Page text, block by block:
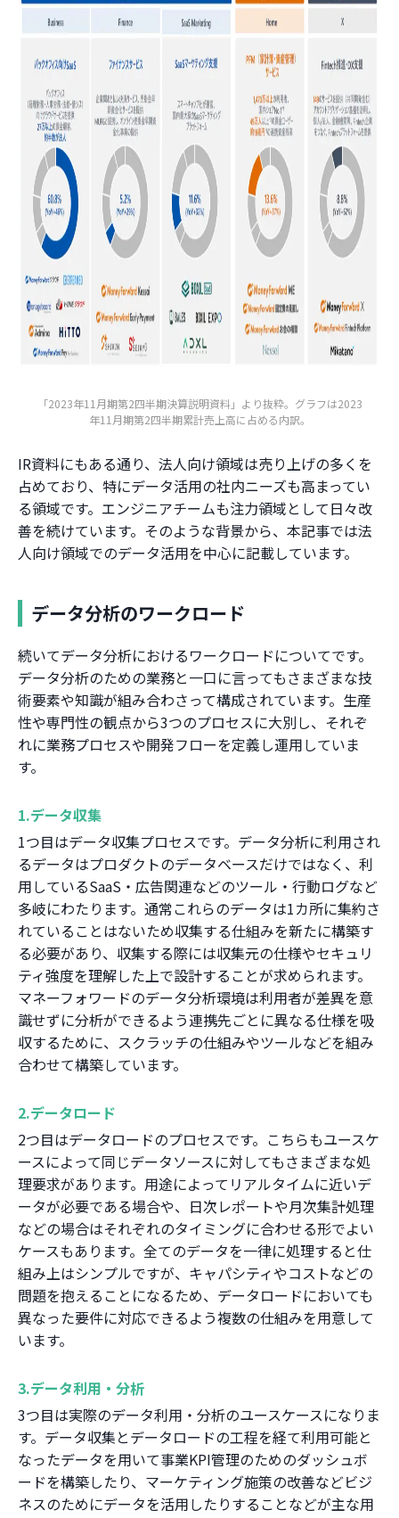
「2023年11月期第2四半期決算説明資料」より抜粋。グラフは2023
年11月期第2四半期累計売上高に占める内訳。
IR資料にもある通り、法人向け領域は売り上げの多くを
占めており、特にデータ活用の社内ニーズも高まってい
る領域です。エンジニアチームも注力領域として日々改
善を続けています。そのような背景から、本記事では法
人向け領域でのデータ活用を中心に記載しています。
データ分析のワークロード
続いてデータ分析におけるワークロードについてです。
データ分析のための業務と一口に言ってもさまざまな技
術要素や知識が組み合わさって構成されています。生産
性や専門性の観点から3つのプロセスに大別し、それぞ
れに業務プロセスや開発フローを定義し運用していま
す。
1.データ収集
1つ目はデータ収集プロセスです。データ分析に利用され
るデータはプロダクトのデータベースだけではなく、利
用しているSaaS・広告関連などのツール・行動ログなど
多岐にわたります。通常これらのデータは1カ所に集約さ
れていることはないため収集する仕組みを新たに構築す
る必要があり、収集する際には収集元の仕様やセキュリ
ティ強度を理解した上で設計することが求められます。
マネーフォワードのデータ分析環境は利用者が差異を意
識せずに分析ができるよう連携先ごとに異なる仕様を吸
収するために、スクラッチの仕組みやツールなどを組み
合わせて構築しています。
2.データロード
2つ目はデータロードのプロセスです。こちらもユースケ
ースによって同じデータソースに対してもさまざまな処
理要求があります。用途によってリアルタイムに近いデ
ータが必要である場合や、日次レポートや月次集計処理
などの場合はそれぞれのタイミングに合わせる形でよい
ケースもあります。全てのデータを一律に処理すると仕
組み上はシンプルですが、キャパシティやコストなどの
問題を抱えることになるため、データロードにおいても
異なった要件に対応できるよう複数の仕組みを用意して
います。
3.データ利用・分析
3つ目は実際のデータ利用・分析のユースケースになりま
す。データ収集とデータロードの工程を経て利用可能と
なったデータを用いて事業KPI管理のためのダッシュボ
ードを構築したり、マーケティング施策の改善などビジ
ネスのためにデータを活用したりすることなどが主な用